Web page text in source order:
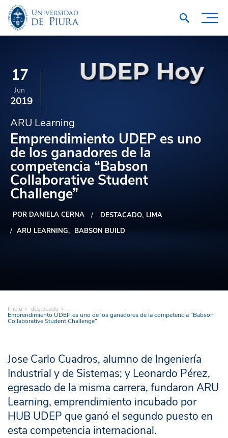
17
Jun
2019
ARU Learning
Emprendimiento UDEP es uno
de los ganadores de la
competencia “Babson
Collaborative Student
Challenge”
POR DANIELA CERNA DESTACADO LIMA
ARU LEARNING
BABSON BUILD
Inicio destacado
Emprendimiento UDEP es uno de los ganadores de la competencia “Babson
Collaborative Student Challenge”
Jose Carlo Cuadros, alumno de Ingeniería
Industrial y de Sistemas; y Leonardo Pérez,
egresado de la misma carrera, fundaron ARU
Learning, emprendimiento incubado por
HUB UDEP que ganó el segundo puesto en
esta competencia internacional.